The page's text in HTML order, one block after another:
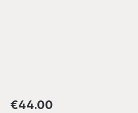
Regular price:
€44.00